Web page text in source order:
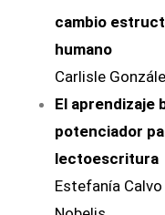
cambio
humano
Carlisle
El aprendizaje
potenciador
lectoescritura
Estefanía